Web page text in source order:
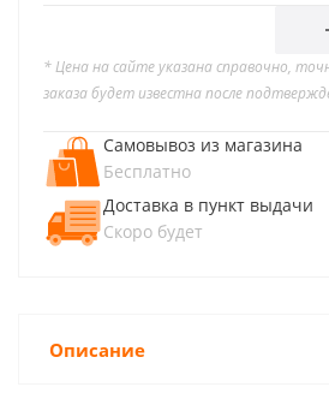
* Цена на сайте указана справочно,
заказа будет известна после
Самовывоз из магазина
Бесплатно
Доставка в пункт выдачи
Скоро будет
Описание